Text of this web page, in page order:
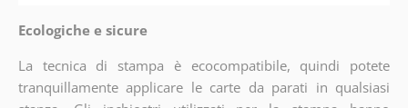
Ecologiche e sicure
La tecnica di stampa è ecocompatibile, quindi potete
tranquillamente applicare le carte da parati in qualsiasi